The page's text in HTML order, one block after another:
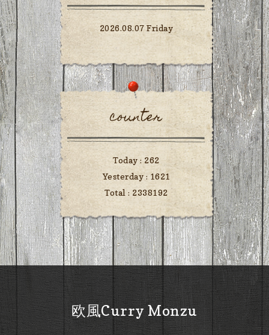
2026.08.07 Friday
counter
Today : 262
Yesterday : 1621
Total : 2338192
欧風Curry Monzu